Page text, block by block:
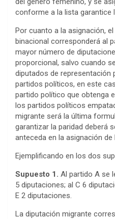
conforme a la lista garantice
Por cuanto a la asignación,
binacional corresponderá al
mayor número de
proporcional, salvo cuando
diputados de representación
partidos políticos, en este
partido político que obtenga
los partidos políticos
migrante será la última
garantizar la paridad deberá
anteceda en la asignación
Ejemplificando en los dos
Supuesto 1. Al partido A se
5 diputaciones; al C 6
E 2 diputaciones.
La diputación migrante